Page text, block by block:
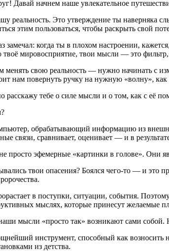
Давай начнем наше увлекательное
реальность. Это утверждение ты наверняка
этим пользоваться, чтобы раскрыть свой
замечал: когда ты в плохом настроении,
мировосприятие, твои мысли — это
менять свою реальность — нужно начинать с
нам повернуть ручку на нужную «волну»,
расскажу тебе о силе мысли и о том, как с её
обрабатывающий информацию из
связи, сравнивает, оценивает — и в
просто эфемерные «картинки в голове». Они
твои опасения? Боялся чего-то — и это
в поступки, ситуации, события.
мыслях, которые принесут желаемые
мысли «просто так» возникают сами собой.
инструмент, способный как возносить
из детства.